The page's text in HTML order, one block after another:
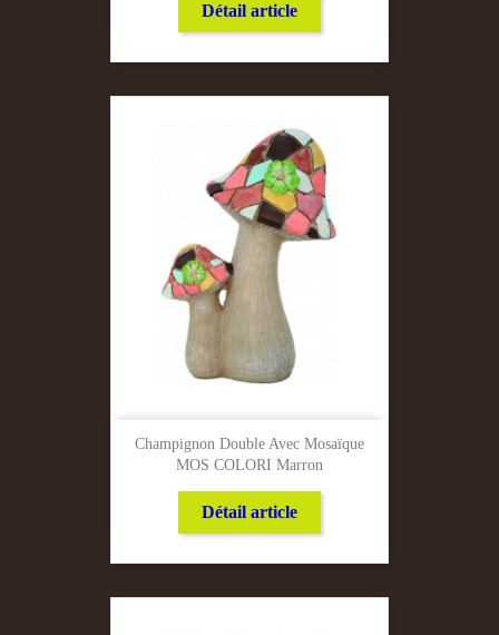
Détail article
Champignon Double Avec Mosaïque
MOS COLORI Marron
Détail article